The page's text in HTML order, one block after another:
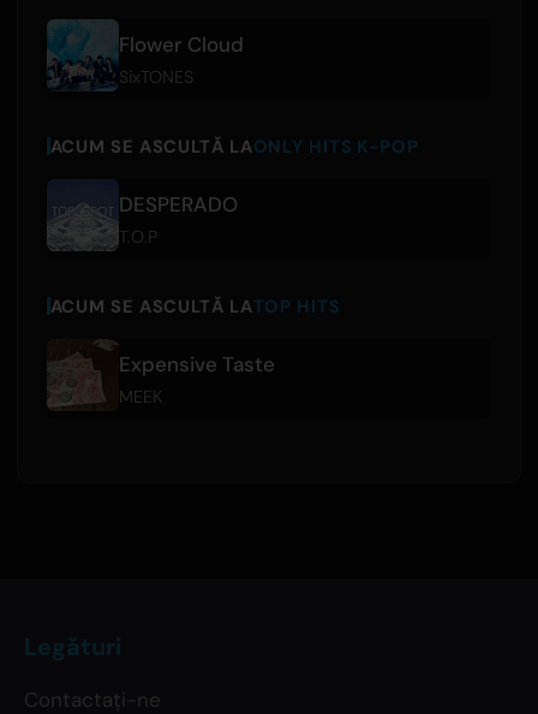
Flower Cloud
SixTONES
ACUM SE ASCULTĂ LAONLY HITS K-POP
DESPERADO
T.O.P
ACUM SE ASCULTĂ LATOP HITS
Expensive Taste
MEEK
Legături
Contactați-ne